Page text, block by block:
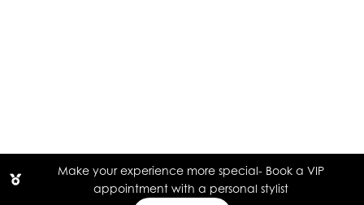
Make your experience more special- Book a VIP
appointment with a personal stylist